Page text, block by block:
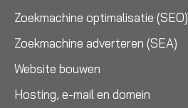
Zoekmachine optimalisatie (SEO)
Zoekmachine adverteren (SEA)
Website bouwen
Hosting, e-mail en domein